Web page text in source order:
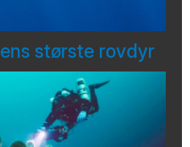
største rovdyr